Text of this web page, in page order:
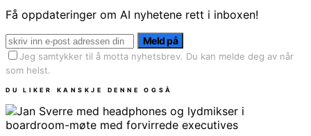
Få oppdateringer om AI nyhetene rett i inboxen!
Meld på
Jeg samtykker til å motta nyhetsbrev. Du kan melde deg av når
som helst.
DU LIKER KANSKJE DENNE OGSÅ